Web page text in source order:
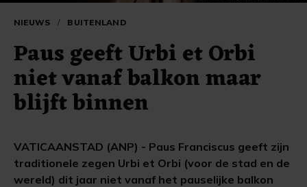
NIEUWS / BUITENLAND
Paus geeft Urbi et Orbi
niet vanaf balkon maar
blijft binnen
VATICAANSTAD (ANP) - Paus Franciscus geeft zijn
traditionele zegen Urbi et Orbi (voor de stad en de
wereld) dit jaar niet vanaf het pauselijke balkon